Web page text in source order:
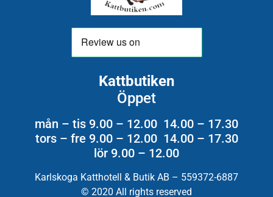
Kattbutiken
Öppet
mån – tis 9.00 – 12.00 14.00 – 17.30
tors – fre 9.00 – 12.00 14.00 – 17.30
lör 9.00 – 12.00
Karlskoga Katthotell & Butik AB – 559372-6887
© 2020 All rights reserved